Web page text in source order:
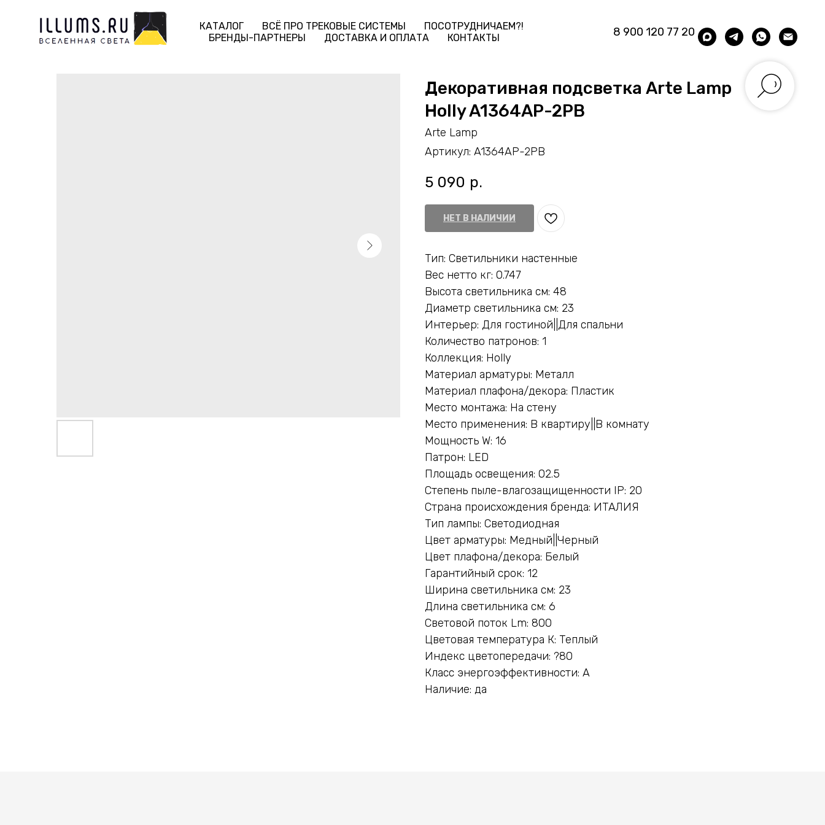
КАТАЛОГ ВСЁ ПРО ТРЕКОВЫЕ СИСТЕМЫ
ПОСОТРУДНИЧАЕМ?!
БРЕНДЫ-ПАРТНЕРЫ
ДОСТАВКА И ОПЛАТА КОНТАКТЫ 8 900 120 77 20
Декоративная подсветка Arte Lamp
Holly A1364AP-2PB
Arte Lamp
Артикул: A1364AP-2PB
5 090 р.
НЕТ В НАЛИЧИИ
Тип: Светильники настенные
Вес нетто кг: 0.747
Высота светильника см: 48
Диаметр светильника см: 23
Интерьер: Для гостиной||Для спальни
Количество патронов: 1
Коллекция: Holly
Материал арматуры: Металл
Материал плафона/декора: Пластик
Место монтажа: На стену
Место применения: В квартиру||В комнату
Мощность W: 16
Патрон: LED
Площадь освещения: 02.5
Степень пыле-влагозащищенности IP: 20
Страна происхождения бренда: ИТАЛИЯ
Тип лампы: Светодиодная
Цвет арматуры: Медный||Черный
Цвет плафона/декора: Белый
Гарантийный срок: 12
Ширина светильника см: 23
Длина светильника см: 6
Световой поток Lm: 800
Цветовая температура К: Теплый
Индекс цветопередачи: ?80
Класс энергоэффективности: A
Наличие: да